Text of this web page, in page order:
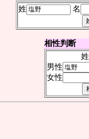
姓
名
相性判断
姓
男性
女性